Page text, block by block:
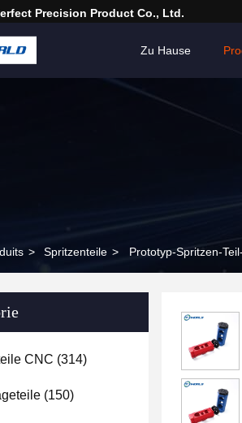
Precision Product Co., Ltd.
Zu Hause
> Spritzenteile > Prototyp-Spritzen-
CNC (314)
(150)